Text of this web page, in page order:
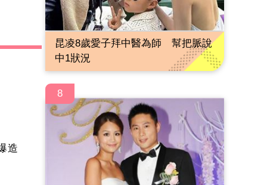
造
昆凌8歲愛子拜中醫為師 幫把脈說
中1狀況
8